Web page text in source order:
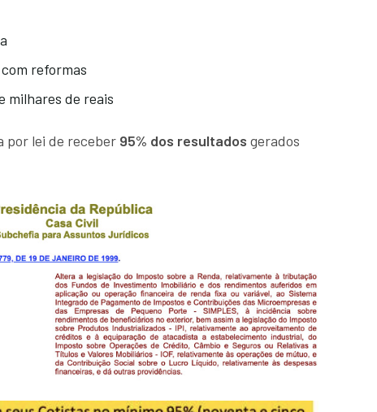
reformas
milhares de reais
por lei de receber 95% dos resultados gerados